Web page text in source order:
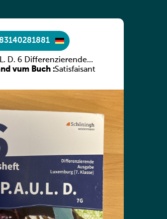
D. 6 Differenzierende
Luxemburg – Arbeitsheft
vum Buch :Satisfaisant